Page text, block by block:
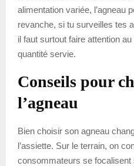
alimentation variée, l’agneau
revanche, si tu surveilles tes
il faut surtout faire attention
quantité servie.
Conseils pour
l’agneau
Bien choisir son agneau
l’assiette. Sur le terrain, on
consommateurs se focalisent